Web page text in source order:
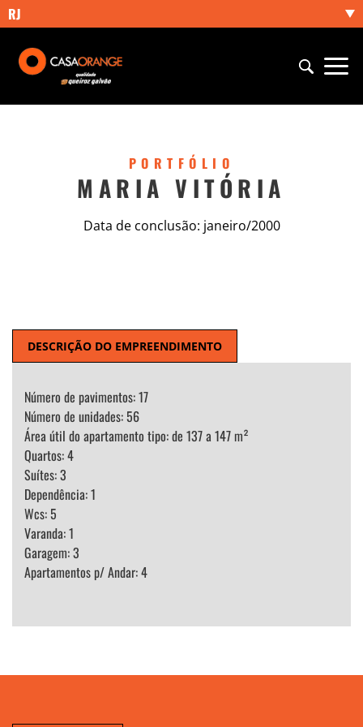
RJ
PORTFÓLIO
MARIA VITÓRIA
Data de conclusão: janeiro/2000
DESCRIÇÃO DO EMPREENDIMENTO
Número de pavimentos: 17
Número de unidades: 56
Área útil do apartamento tipo: de 137 a 147 m²
Quartos: 4
Suítes: 3
Dependência: 1
Wcs: 5
Varanda: 1
Garagem: 3
Apartamentos p/ Andar: 4